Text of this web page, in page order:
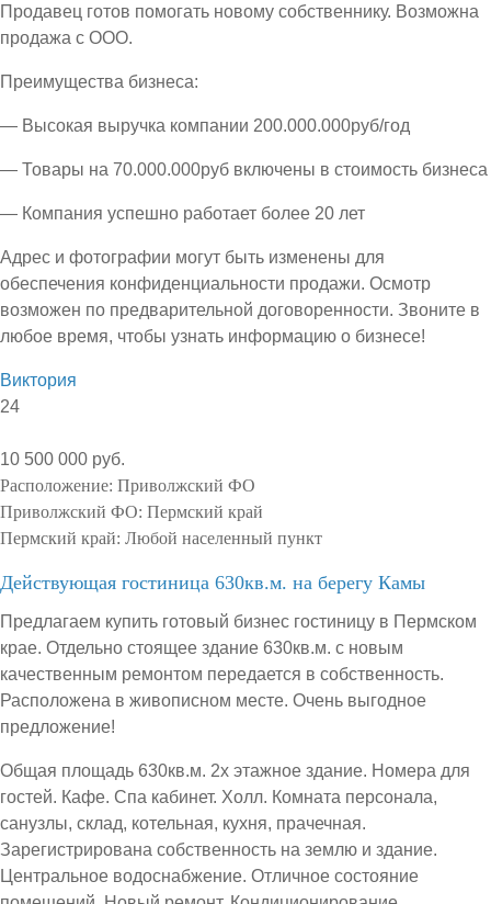
Продавец готов помогать новому собственнику. Возможна
продажа с ООО.
Преимущества бизнеса:
— Высокая выручка компании 200.000.000руб/год
— Товары на 70.000.000руб включены в стоимость бизнеса
— Компания успешно работает более 20 лет
Адрес и фотографии могут быть изменены для
обеспечения конфиденциальности продажи. Осмотр
возможен по предварительной договоренности. Звоните в
любое время, чтобы узнать информацию о бизнесе!
Виктория
24
10 500 000 руб.
Расположение: Приволжский ФО
Приволжский ФО: Пермский край
Пермский край: Любой населенный пункт
Действующая гостиница 630кв.м. на берегу Камы
Предлагаем купить готовый бизнес гостиницу в Пермском
крае. Отдельно стоящее здание 630кв.м. с новым
качественным ремонтом передается в собственность.
Расположена в живописном месте. Очень выгодное
предложение!
Общая площадь 630кв.м. 2х этажное здание. Номера для
гостей. Кафе. Спа кабинет. Холл. Комната персонала,
санузлы, склад, котельная, кухня, прачечная.
Зарегистрирована собственность на землю и здание.
Центральное водоснабжение. Отличное состояние